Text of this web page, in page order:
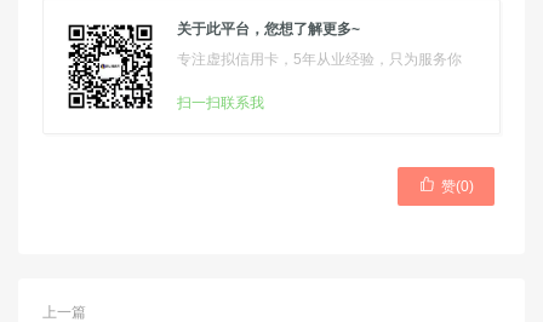
关于此平台，您想了解更多~
专注虚拟信用卡，5年从业经验，只为服务你
扫一扫联系我
 赞(0)
上一篇